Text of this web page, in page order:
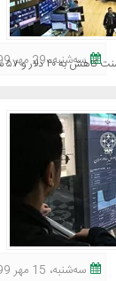
ﺳﻪشنبه، 29 مهر 1399 - 14:58
ﺳﻪشنبه، 15 مهر 1399 - 17:45